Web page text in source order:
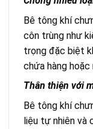
Bê tông khí
côn trùng như
trọng đặc biệt
chứa hàng hoặc
Thân thiện với
Bê tông khí
liệu tự nhiên và